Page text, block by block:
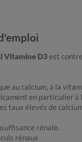
Vitamine D3 est
au calcium, à la
en particulier à
taux élevés de
rénale.
rénaux